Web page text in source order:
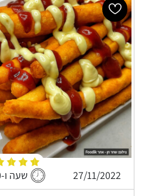
27/11/2022 שעה ו-40 דקות